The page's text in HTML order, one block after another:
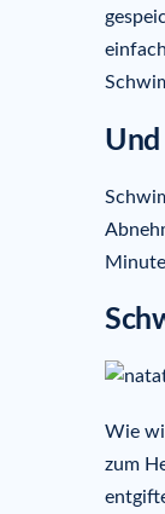
Und
Wie
zum